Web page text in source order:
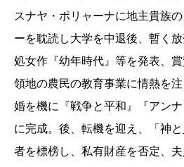
スナヤ・ポリャーナに地主貴族
ーを耽読し大学を中退後、暫く
処女作『幼年時代』等を発表、賞
領地の農民の教育事業に情熱を
婚を機に『戦争と平和』『アン
に完成。後、転機を迎え、「神
者を標榜し、私有財産を否定、夫